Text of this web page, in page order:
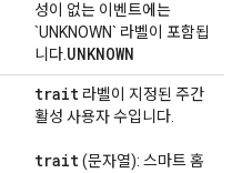
성이 없는 이벤트에는
`UNKNOWN` 라벨이 포함됩
니다. UNKNOWN
trait 라벨이 지정된 주간
활성 사용자 수입니다.
trait(문자열): 스마트 홈